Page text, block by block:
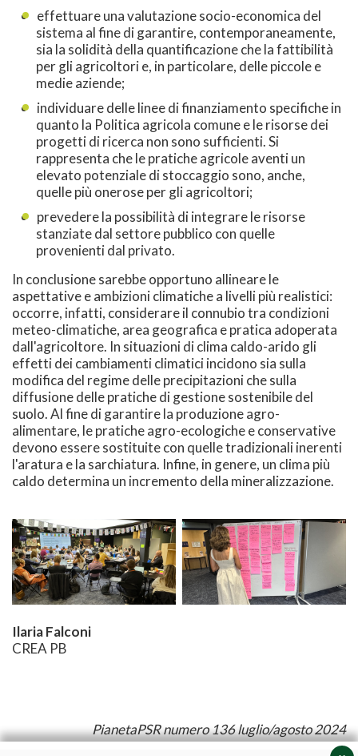
effettuare una valutazione socio-economica del
sistema al fine di garantire, contemporaneamente,
sia la solidità della quantificazione che la fattibilità
per gli agricoltori e, in particolare, delle piccole e
medie aziende;
individuare delle linee di finanziamento specifiche in
quanto la Politica agricola comune e le risorse dei
progetti di ricerca non sono sufficienti. Si
rappresenta che le pratiche agricole aventi un
elevato potenziale di stoccaggio sono, anche,
quelle più onerose per gli agricoltori;
prevedere la possibilità di integrare le risorse
stanziate dal settore pubblico con quelle
provenienti dal privato.
In conclusione sarebbe opportuno allineare le
aspettative e ambizioni climatiche a livelli più realistici:
occorre, infatti, considerare il connubio tra condizioni
meteo-climatiche, area geografica e pratica adoperata
dall'agricoltore. In situazioni di clima caldo-arido gli
effetti dei cambiamenti climatici incidono sia sulla
modifica del regime delle precipitazioni che sulla
diffusione delle pratiche di gestione sostenibile del
suolo. Al fine di garantire la produzione agro-
alimentare, le pratiche agro-ecologiche e conservative
devono essere sostituite con quelle tradizionali inerenti
l'aratura e la sarchiatura. Infine, in genere, un clima più
caldo determina un incremento della mineralizzazione.
Ilaria Falconi
CREA PB
PianetaPSR numero 136 luglio/agosto 2024